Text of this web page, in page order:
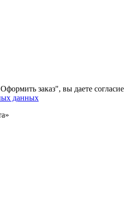
заказ", вы даете согласие
данных